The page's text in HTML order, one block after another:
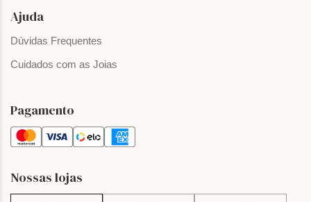
Ajuda
Dúvidas Frequentes
Cuidados com as Joias
Pagamento
Nossas lojas